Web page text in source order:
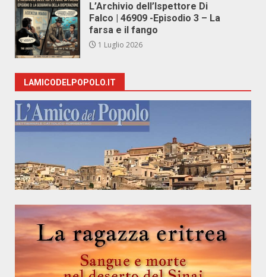
L’Archivio dell’Ispettore Di
Falco | 46909 -Episodio 3 – La
farsa e il fango
1 Luglio 2026
LAMICODELPOPOLO.IT